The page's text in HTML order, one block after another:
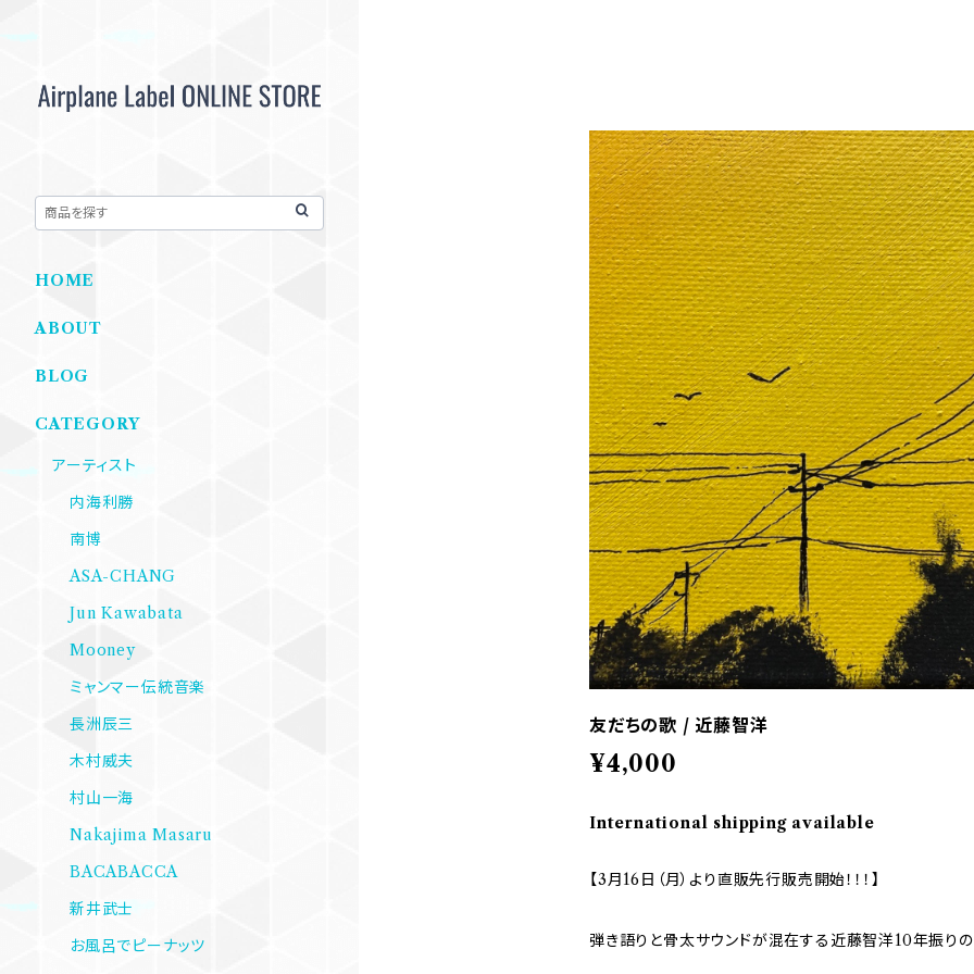
友だちの歌 / 近藤智洋
¥4,000
International shipping available
【3月16日（月）より直販先行販売開始！！！】
弾き語りと骨太サウンドが混在する近藤智洋10年振りの
HOME
ABOUT
BLOG
CATEGORY
アーティスト
内海利勝
南博
ASA-CHANG
Jun Kawabata
Mooney
ミャンマー伝統音楽
長洲辰三
木村威夫
村山一海
Nakajima Masaru
BACABACCA
新井武士
お風呂でピーナッツ